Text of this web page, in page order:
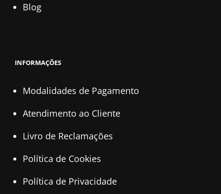
Blog
INFORMAÇÕES
Modalidades de Pagamento
Atendimento ao Cliente
Livro de Reclamações
Política de Cookies
Política de Privacidade